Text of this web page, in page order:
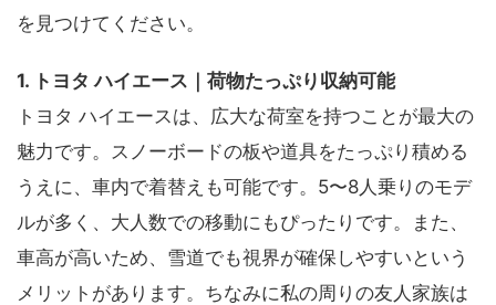
を見つけてください。
1. トヨタ ハイエース｜荷物たっぷり収納可能
トヨタ ハイエースは、広大な荷室を持つことが最大の
魅力です。スノーボードの板や道具をたっぷり積める
うえに、車内で着替えも可能です。5〜8人乗りのモデ
ルが多く、大人数での移動にもぴったりです。また、
車高が高いため、雪道でも視界が確保しやすいという
メリットがあります。ちなみに私の周りの友人家族は